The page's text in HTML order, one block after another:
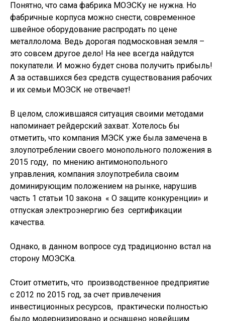
Понятно, что сама фабрика МОЭСКу не нужна. Но
фабричные корпуса можно снести, современное
швейное оборудование распродать по цене
металлолома. Ведь дорогая подмосковная земля –
это совсем другое дело! На нее всегда найдутся
покупатели. И можно будет снова получить прибыль!
А за оставшихся без средств существования рабочих
и их семьи МОЭСК не отвечает!
В целом, сложившаяся ситуация своими методами
напоминает рейдерский захват. Хотелось бы
отметить, что компания МЭСК уже была замечена в
злоупотреблении своего монопольного положения в
2015 году, по мнению антимонопольного
управления, компания злоупотребила своим
доминирующим положением на рынке, нарушив
часть 1 статьи 10 закона « О защите конкуренции» и
отпуская электроэнергию без сертификации
качества.
Однако, в данном вопросе суд традиционно встал на
сторону МОЭСКа.
Стоит отметить, что производственное предприятие
с 2012 по 2015 год, за счет привлечения
инвестиционных ресурсов, практически полностью
было модернизировано и оснащено новейшим